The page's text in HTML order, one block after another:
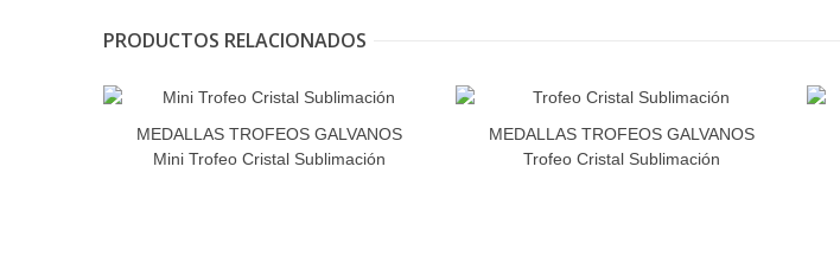
PRODUCTOS RELACIONADOS
MEDALLAS TROFEOS GALVANOS
Mini Trofeo Cristal Sublimación
MEDALLAS TROFEOS GALVANOS
Trofeo Cristal Sublimación